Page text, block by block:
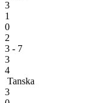
3
1
0
2
3 - 7
3
4
Tanska
3